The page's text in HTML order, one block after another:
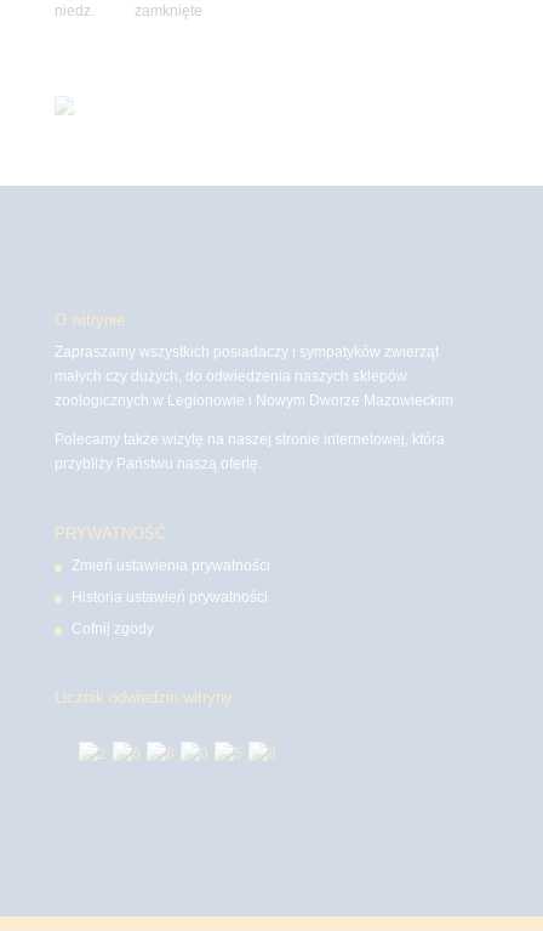
niedz. zamknięte
O witrynie
Zapraszamy wszystkich posiadaczy i sympatyków zwierząt
małych czy dużych, do odwiedzenia naszych sklepów
zoologicznych w Legionowie i Nowym Dworze Mazowieckim
Polecamy także wizytę na naszej stronie internetowej, która
przybliży Państwu naszą ofertę.
PRYWATNOŚĆ
Zmień ustawienia prywatności
Historia ustawień prywatności
Cofnij zgody
Licznik odwiedzin witryny